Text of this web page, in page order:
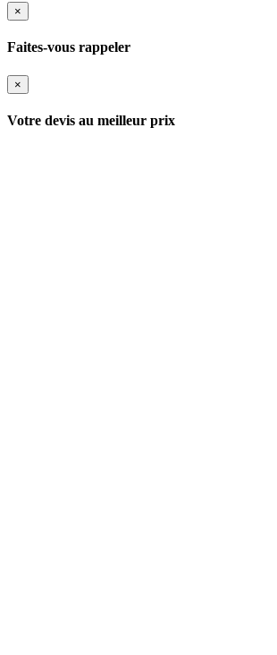
×
Faites-vous rappeler
×
Votre devis au meilleur prix